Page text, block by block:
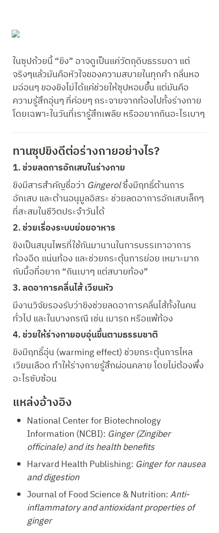
ในซุปถ้วยนี้ “ขิง” อาจดูเป็นแค่วัตถุดิบธรรมดา แต่
จริงๆแล้วมันคือหัวใจของความสบายในทุกคำ กลิ่นหอ
มอ่อนๆ ของขิงไม่ได้แค่ช่วยให้ซุปหอมขึ้น แต่มันคือ
ความรู้สึกอุ่นๆ ที่ค่อยๆ กระจายจากท้องไปทั้งร่างกาย
โดยเฉพาะในวันที่เรารู้สึกเพลีย หรืออยากกินอะไรเบาๆ
ทานซุปขิงดีต่อร่างกายอย่างไร?
1. ช่วยลดการอักเสบในร่างกาย
ขิงมีสารสำคัญชื่อว่า Gingerol ซึ่งมีฤทธิ์ต้านการ
อักเสบ และต้านอนุมูลอิสระ ช่วยลดอาการอักเสบเล็กๆ
ที่สะสมในชีวิตประจำวันได้
2. ช่วยเรื่องระบบย่อยอาหาร
ขิงเป็นสมุนไพรที่ใช้กันมานานในการบรรเทาอาการ
ท้องอืด แน่นท้อง และช่วยกระตุ้นการย่อย เหมาะมาก
กับมื้อที่อยาก “กินเบาๆ แต่สบายท้อง”
3. ลดอาการคลื่นไส้ เวียนหัว
มีงานวิจัยรองรับว่าขิงช่วยลดอาการคลื่นไส้ทั้งในคน
ทั่วไป และในบางกรณี เช่น เมารถ หรือแพ้ท้อง
4. ช่วยให้ร่างกายอบอุ่นขึ้นตามธรรมชาติ
ขิงมีฤทธิ์อุ่น (warming effect) ช่วยกระตุ้นการไหล
เวียนเลือด ทำให้ร่างกายรู้สึกผ่อนคลาย โดยไม่ต้องพึ่ง
อะไรซับซ้อน
แหล่งอ้างอิง
National Center for Biotechnology
Information (NCBI): Ginger (Zingiber
officinale) and its health benefits
Harvard Health Publishing: Ginger for nausea
and digestion
Journal of Food Science & Nutrition: Anti-
inflammatory and antioxidant properties of
ginger